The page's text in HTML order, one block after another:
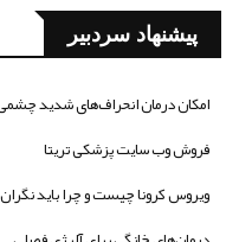
پیشنهاد سردبیر
امکان درمان انحراف‌های شدید
فروش وب سایت پزشکی تریتا
ویروس کرونا چیست و چرا باید